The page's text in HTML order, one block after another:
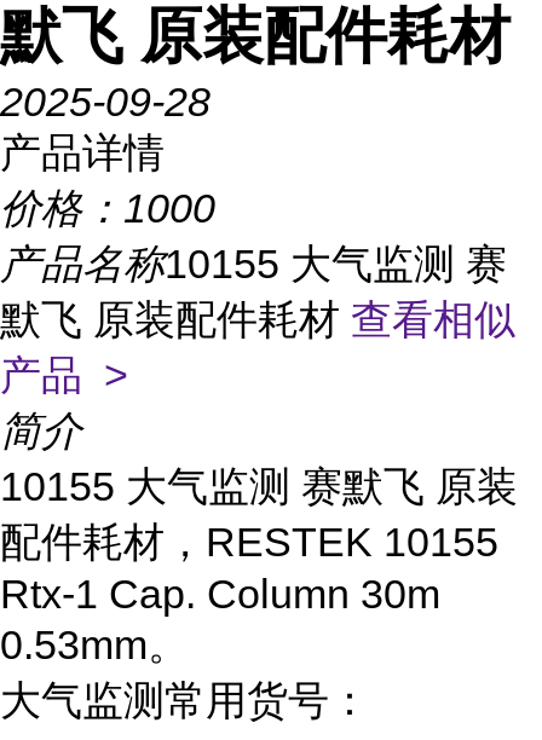
默飞 原装配件耗材
2025-09-28
产品详情
价格： 1000
产品名称10155 大气监测 赛
默飞 原装配件耗材 查看相似
产品 >
简介
10155 大气监测 赛默飞 原装
配件耗材，RESTEK 10155
Rtx-1 Cap. Column 30m
0.53mm。
大气监测常用货号：